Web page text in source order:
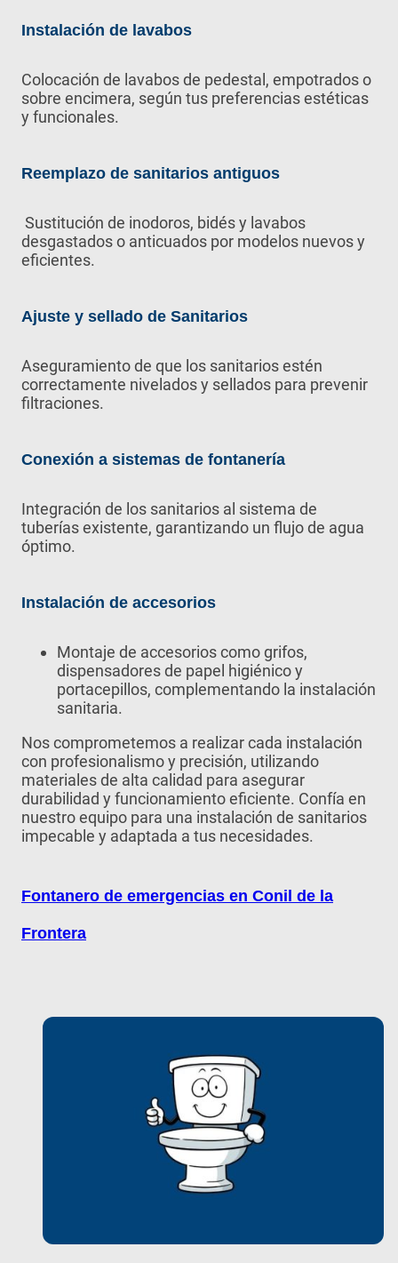
Instalación de lavabos
Colocación de lavabos de pedestal, empotrados o
sobre encimera, según tus preferencias estéticas
y funcionales.
Reemplazo de sanitarios antiguos
Sustitución de inodoros, bidés y lavabos
desgastados o anticuados por modelos nuevos y
eficientes.
Ajuste y sellado de Sanitarios
Aseguramiento de que los sanitarios estén
correctamente nivelados y sellados para prevenir
filtraciones.
Conexión a sistemas de fontanería
Integración de los sanitarios al sistema de
tuberías existente, garantizando un flujo de agua
óptimo.
Instalación de accesorios
Montaje de accesorios como grifos,
dispensadores de papel higiénico y
portacepillos, complementando la instalación
sanitaria.
Nos comprometemos a realizar cada instalación
con profesionalismo y precisión, utilizando
materiales de alta calidad para asegurar
durabilidad y funcionamiento eficiente. Confía en
nuestro equipo para una instalación de sanitarios
impecable y adaptada a tus necesidades.
Fontanero de emergencias en Conil de la
Frontera